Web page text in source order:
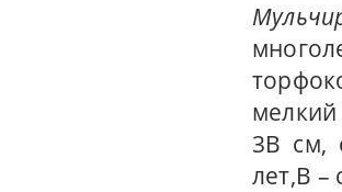
мелкий
3В см,
лет,В –